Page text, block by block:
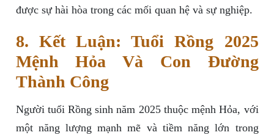
được sự hài hòa trong các mối quan hệ và sự nghiệp.
8. Kết Luận: Tuổi Rồng 2025
Mệnh Hỏa Và Con Đường
Thành Công
Người tuổi Rồng sinh năm 2025 thuộc mệnh Hỏa, với
một năng lượng mạnh mẽ và tiềm năng lớn trong